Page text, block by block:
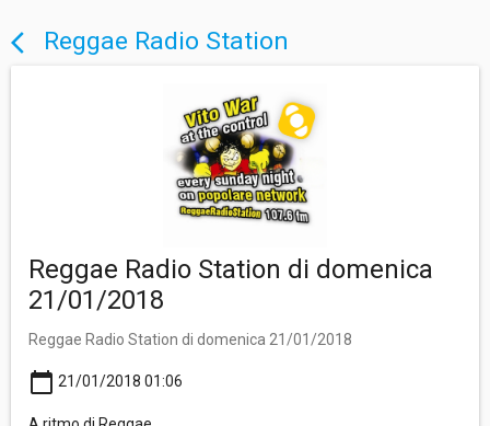
arrow_back_ios Reggae Radio Station
Reggae Radio Station di domenica
21/01/2018
Reggae Radio Station di domenica 21/01/2018
calendar_today 21/01/2018 01:06